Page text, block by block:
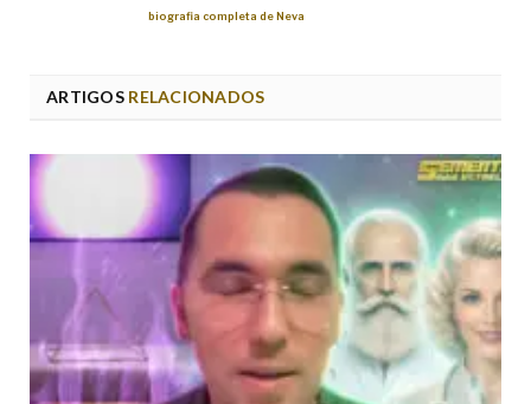
biografia completa de Neva
ARTIGOSRELACIONADOS